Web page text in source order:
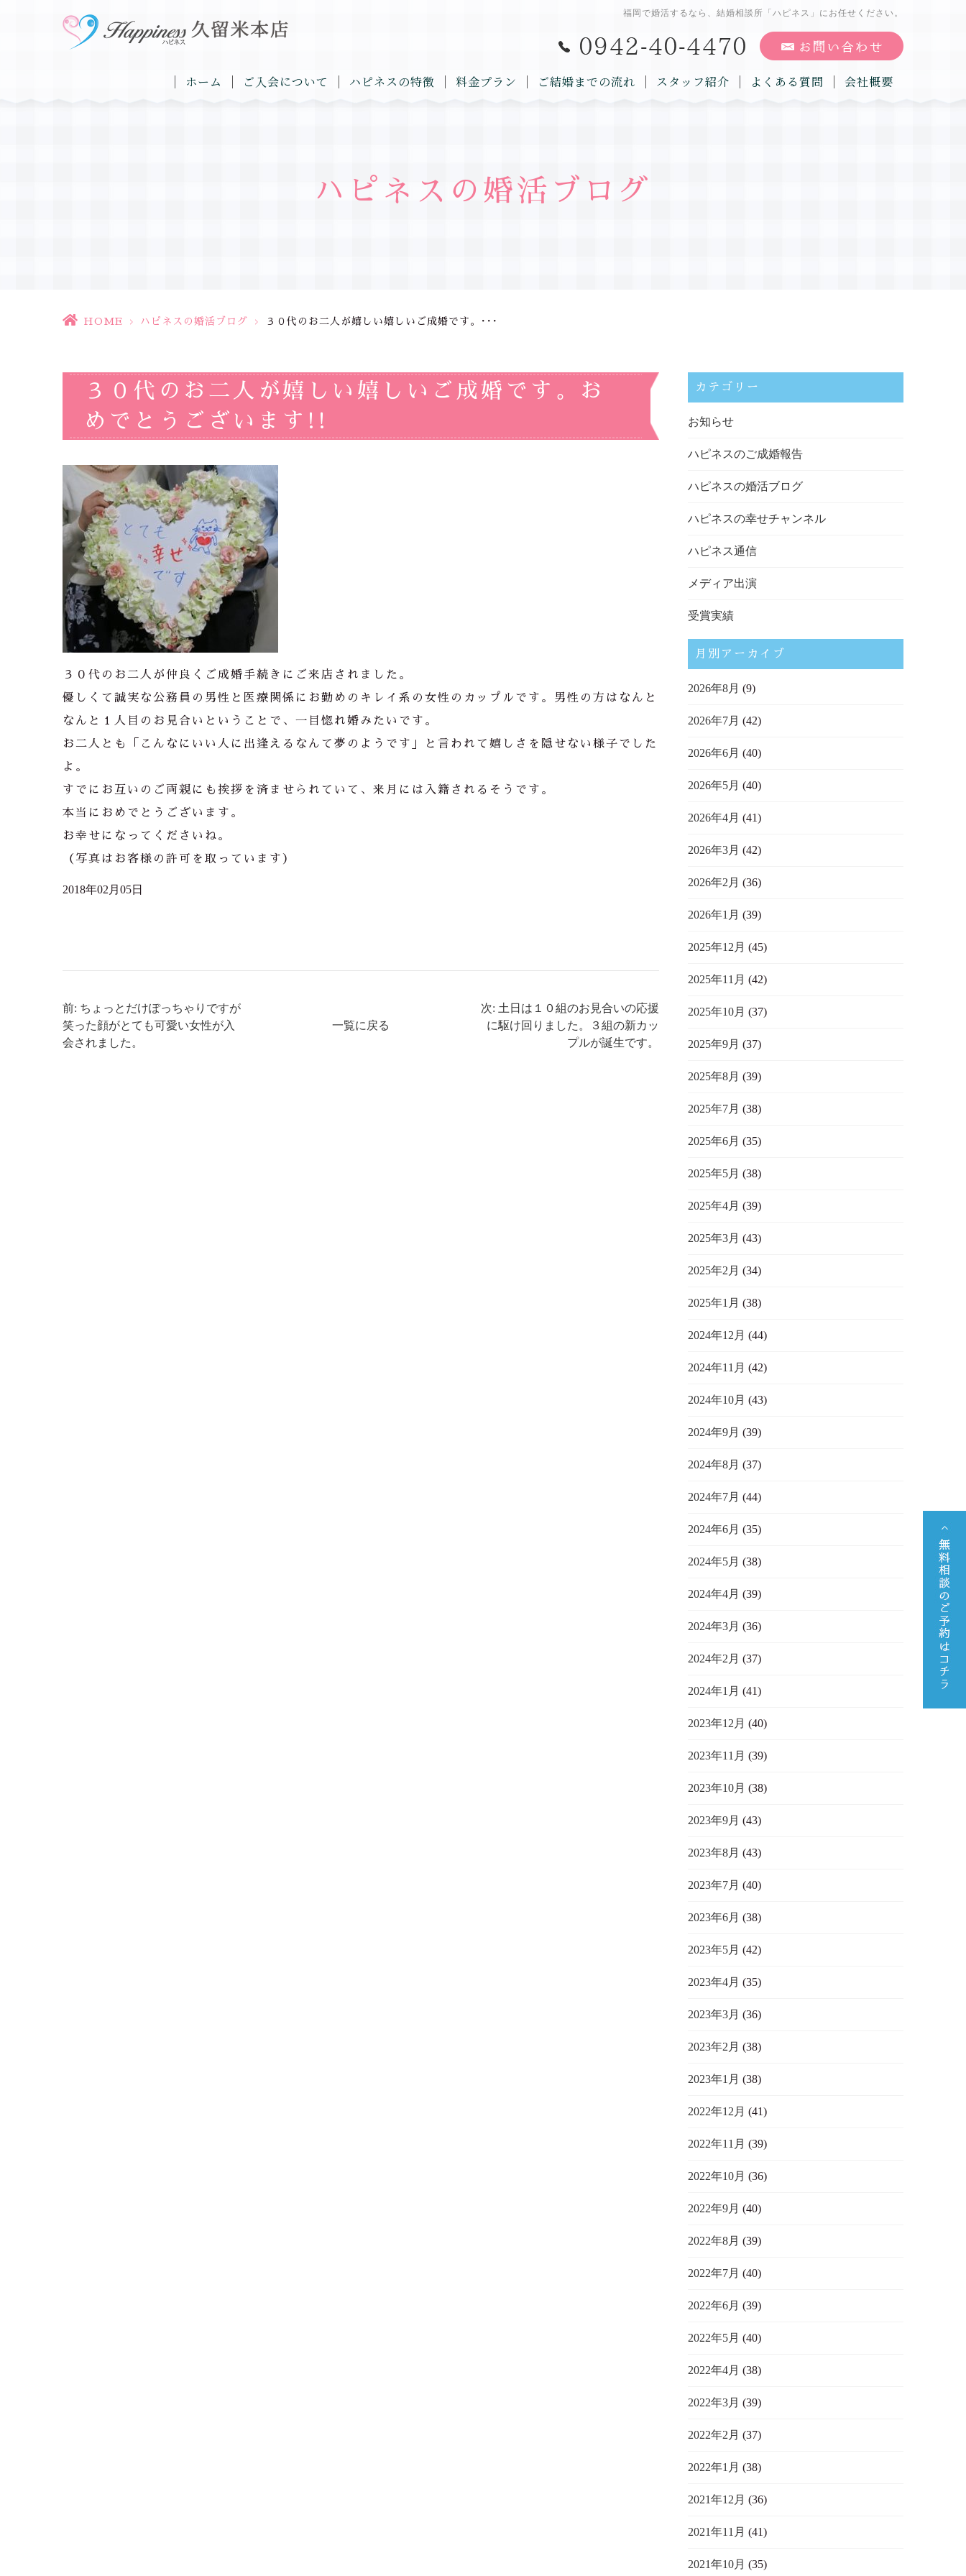
福岡で婚活するなら、結婚相談所「ハピネス」にお任せください。
ホーム ご入会について ハピネスの特徴 料金プラン ご結婚までの流れ スタッフ紹介 よくある質問 会社概要
ハピネスの婚活ブログ
HOME > ハピネスの婚活ブログ > ３０代のお二人が嬉しい嬉しいご成婚です。･･･
３０代のお二人が嬉しい嬉しいご成婚です。お
めでとうございます!!
３０代のお二人が仲良くご成婚手続きにご来店されました。
優しくて誠実な公務員の男性と医療関係にお勤めのキレイ系の女性のカップルです。男性の方はなんと
なんと１人目のお見合いということで、一目惚れ婚みたいです。
お二人とも「こんなにいい人に出逢えるなんて夢のようです」と言われて嬉しさを隠せない様子でした
よ。
すでにお互いのご両親にも挨拶を済ませられていて、来月には入籍されるそうです。
本当におめでとうございます。
お幸せになってくださいね。
（写真はお客様の許可を取っています）
2018年02月05日
前: ちょっとだけぽっちゃりですが
笑った顔がとても可愛い女性が入
会されました。
一覧に戻る
次: 土日は１０組のお見合いの応援
に駆け回りました。３組の新カッ
プルが誕生です。
カテゴリー
お知らせ
ハピネスのご成婚報告
ハピネスの婚活ブログ
ハピネスの幸せチャンネル
ハピネス通信
メディア出演
受賞実績
月別アーカイブ
2026年8月 (9)
2026年7月 (42)
2026年6月 (40)
2026年5月 (40)
2026年4月 (41)
2026年3月 (42)
2026年2月 (36)
2026年1月 (39)
2025年12月 (45)
2025年11月 (42)
2025年10月 (37)
2025年9月 (37)
2025年8月 (39)
2025年7月 (38)
2025年6月 (35)
2025年5月 (38)
2025年4月 (39)
2025年3月 (43)
2025年2月 (34)
2025年1月 (38)
2024年12月 (44)
2024年11月 (42)
2024年10月 (43)
2024年9月 (39)
2024年8月 (37)
2024年7月 (44)
2024年6月 (35)
2024年5月 (38)
2024年4月 (39)
2024年3月 (36)
2024年2月 (37)
2024年1月 (41)
2023年12月 (40)
2023年11月 (39)
2023年10月 (38)
2023年9月 (43)
2023年8月 (43)
2023年7月 (40)
2023年6月 (38)
2023年5月 (42)
2023年4月 (35)
2023年3月 (36)
2023年2月 (38)
2023年1月 (38)
2022年12月 (41)
2022年11月 (39)
2022年10月 (36)
2022年9月 (40)
2022年8月 (39)
2022年7月 (40)
2022年6月 (39)
2022年5月 (40)
2022年4月 (38)
2022年3月 (39)
2022年2月 (37)
2022年1月 (38)
2021年12月 (36)
2021年11月 (41)
2021年10月 (35)